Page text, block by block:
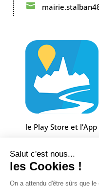
Salut c'est nous...
les Cookies !
On a attendu d'être sûrs que le

le Play Store et